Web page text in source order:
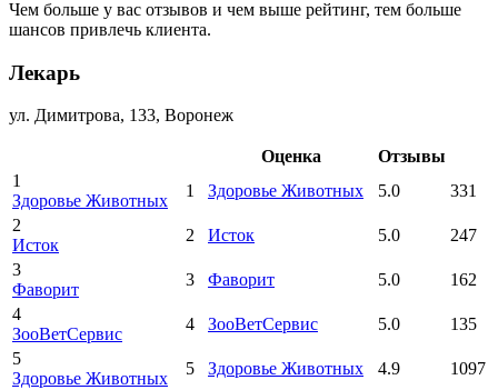
Чем больше у вас отзывов и чем выше рейтинг, тем больше
шансов привлечь клиента.
Лекарь
ул. Димитрова, 133, Воронеж
Оценка
Отзывы
1
Здоровье Животных
1 Здоровье Животных 5.0
331
2
Исток
2 Исток 5.0
247
3
Фаворит
3 Фаворит 5.0
162
4
ЗооВетСервис
4 ЗооВетСервис 5.0
135
5
Здоровье Животных
5 Здоровье Животных 4.9
1097